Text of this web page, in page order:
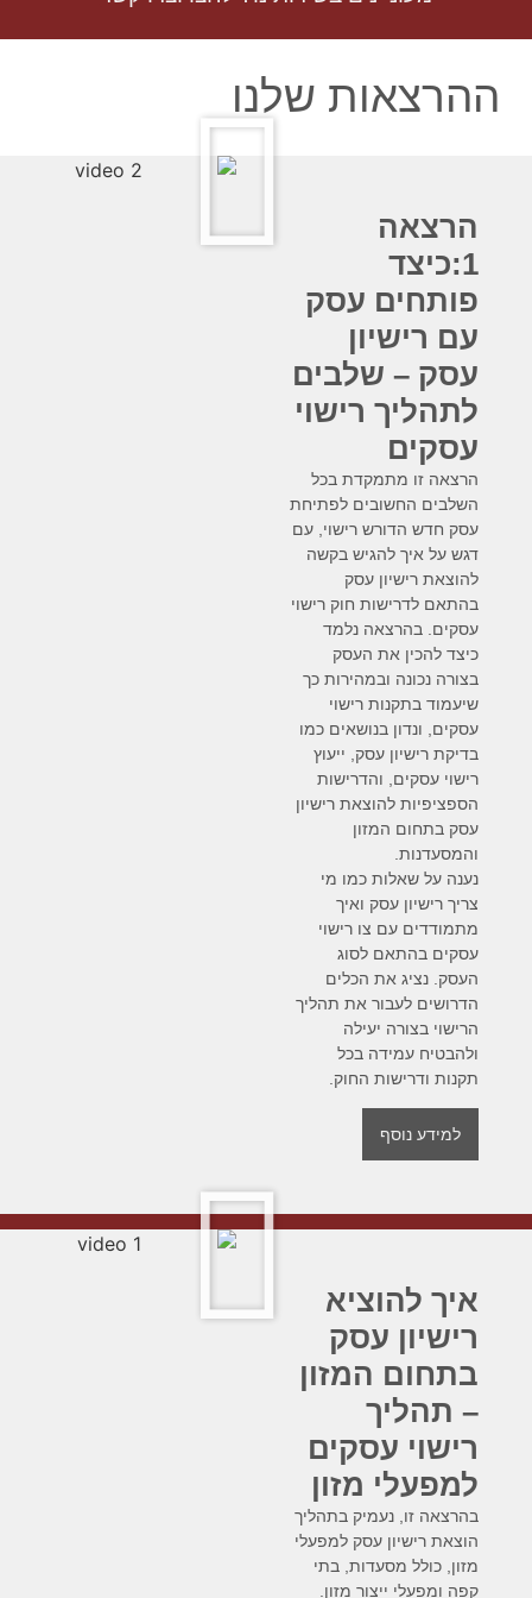
ההרצאות שלנו
הרצאה
1:כיצד
פותחים עסק
עם רישיון
עסק – שלבים
לתהליך רישוי
עסקים
הרצאה זו מתמקדת בכל
השלבים החשובים לפתיחת
עסק חדש הדורש רישוי, עם
דגש על איך להגיש בקשה
להוצאת רישיון עסק
בהתאם לדרישות חוק רישוי
עסקים. בהרצאה נלמד
כיצד להכין את העסק
בצורה נכונה ובמהירות כך
שיעמוד בתקנות רישוי
עסקים, ונדון בנושאים כמו
בדיקת רישיון עסק, ייעוץ
רישוי עסקים, והדרישות
הספציפיות להוצאת רישיון
עסק בתחום המזון
והמסעדנות.
נענה על שאלות כמו מי
צריך רישיון עסק ואיך
מתמודדים עם צו רישוי
עסקים בהתאם לסוג
העסק. נציג את הכלים
הדרושים לעבור את תהליך
הרישוי בצורה יעילה
ולהבטיח עמידה בכל
תקנות ודרישות החוק.
למידע נוסף
איך להוציא
רישיון עסק
בתחום המזון
– תהליך
רישוי עסקים
למפעלי מזון
בהרצאה זו, נעמיק בתהליך
הוצאת רישיון עסק למפעלי
מזון, כולל מסעדות, בתי
קפה ומפעלי ייצור מזון.